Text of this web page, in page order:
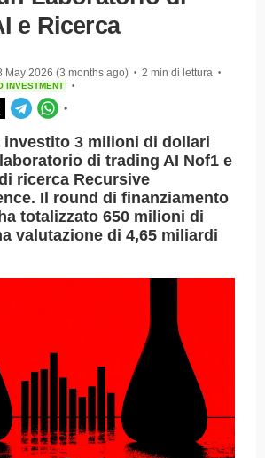
e Ricerca
May 2026 (3 months ago) • 2 min di lettura •
INVESTMENT •
•
investito 3 milioni di dollari
di trading AI Nof1 e
ricerca Recursive
Il round di finanziamento
totalizzato 650 milioni di
valutazione di 4,65 miliardi